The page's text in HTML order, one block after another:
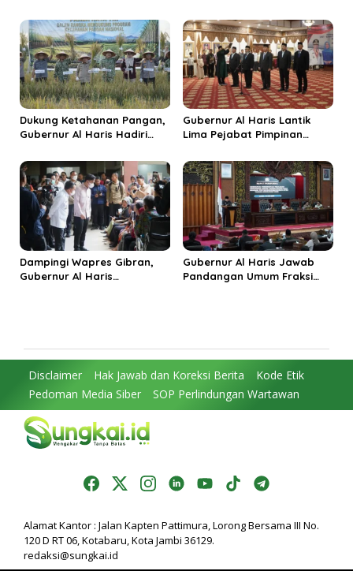
Ekonomi Rakyat
Jadi Destinasi Wisata
Budaya Unggulan
Dukung Ketahanan Pangan,
Gubernur Al Haris Hadiri
Kabupaten Tanjungjabung
Timur
Gubernur Al Haris Lantik
Lima Pejabat Pimpinan
Penguatan Kinerja dan
Integritas
Dampingi Wapres Gibran,
Gubernur Al Haris
Gubernur Al Haris Jawab
Pandangan Umum Fraksi
Disclaimer Hak Jawab dan Koreksi Berita
Kode Etik
Pedoman Media Siber
SOP Perlindungan Wartawan
Alamat Kantor : Jalan Kapten Pattimura, Lorong Bersama III No.
120 D RT 06, Kotabaru, Kota Jambi 36129.
redaksi@sungkai.id